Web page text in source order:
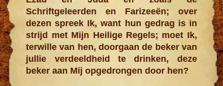
Schriftgeleerden en Farizeeën; over
dezen spreek Ik, want hun gedrag is in
strijd met Mijn Heilige Regels; moet Ik,
terwille van hen, doorgaan de beker van
jullie verdeeldheid te drinken, deze
beker aan Mij opgedrongen door hen?